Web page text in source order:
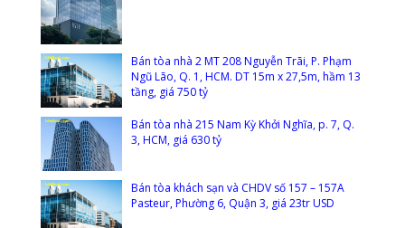
Bán tòa nhà 2 MT 208 Nguyễn Trãi, P. Phạm
Ngũ Lão, Q. 1, HCM. DT 15m x 27,5m, hầm 13
tầng, giá 750 tỷ
Bán tòa nhà 215 Nam Kỳ Khởi Nghĩa, p. 7, Q.
3, HCM, giá 630 tỷ
Bán tòa khách sạn và CHDV số 157 – 157A
Pasteur, Phường 6, Quận 3, giá 23tr USD